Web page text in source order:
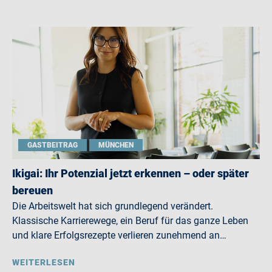
GASTBEITRAG MÜNCHEN
Ikigai: Ihr Potenzial jetzt erkennen – oder später
bereuen
Die Arbeitswelt hat sich grundlegend verändert.
Klassische Karrierewege, ein Beruf für das ganze Leben
und klare Erfolgsrezepte verlieren zunehmend an…
WEITERLESEN